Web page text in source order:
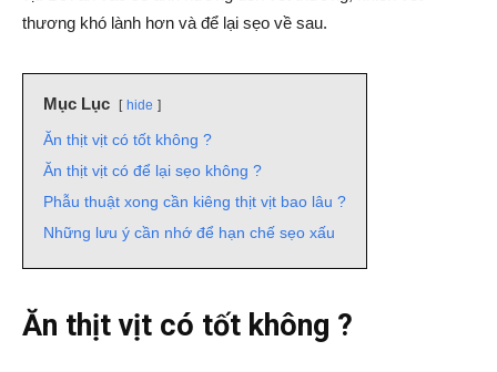
thương khó lành hơn và để lại sẹo về sau.
Mục Lục hide
Ăn thịt vịt có tốt không ?
Ăn thịt vịt có để lại sẹo không ?
Phẫu thuật xong cần kiêng thịt vịt bao lâu ?
Những lưu ý cần nhớ để hạn chế sẹo xấu
Ăn thịt vịt có tốt không ?